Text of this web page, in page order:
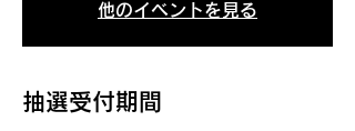
他のイベントを見る
抽選受付期間